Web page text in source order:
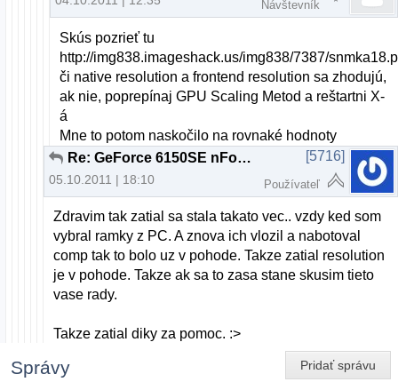
Návštevník
Skús pozrieť tu
http://img838.imageshack.us/img838/7387/
či native resolution a frontend resolution sa zhodujú,
ak nie, poprepínaj GPU Scaling Metod a reštartni X-
á
Mne to potom naskočilo na rovnaké hodnoty
Re: GeForce 6150SE nForce 430 + ubuntu 11.04 resolution problem
05.10.2011 | 18:10
[5716]
Používateľ
Zdravim tak zatial sa stala takato vec.. vzdy ked som
vybral ramky z PC. A znova ich vlozil a nabotoval
comp tak to bolo uz v pohode. Takze zatial resolution
je v pohode. Takze ak sa to zasa stane skusim tieto
vase rady.
Takze zatial diky za pomoc. :>
Pridať správu
Správy